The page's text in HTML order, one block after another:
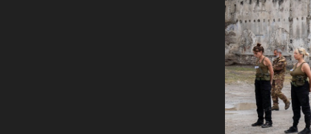
Amministrazione trasparente
Bandi e gare
Sostenibilità ambientale
Servizi generali
Location scouting
Spazi nella sede FCTP